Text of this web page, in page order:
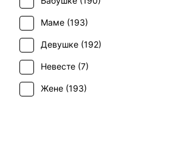
Последний звонок (
Рождение ребенка (
Рождество (24
Свадьба (20
Татьянин день (
Маме (193)
Девушке (192)
Невесте (7)
Жене (193)